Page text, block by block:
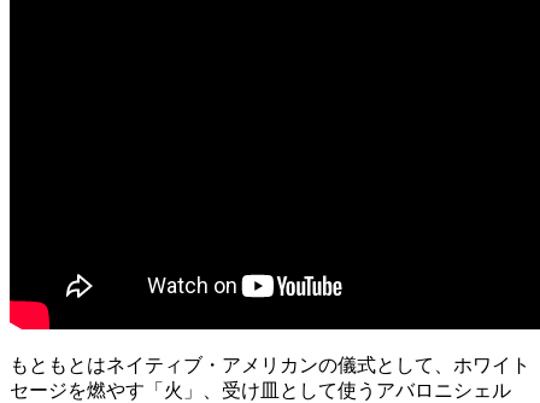
もともとはネイティブ・アメリカンの儀式として、ホワイト
セージを燃やす「火」、受け皿として使うアバロニシェル